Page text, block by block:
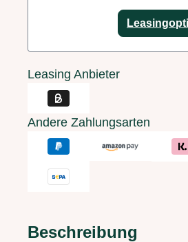
Leasing Anbieter
Andere Zahlungsarten
Beschreibung